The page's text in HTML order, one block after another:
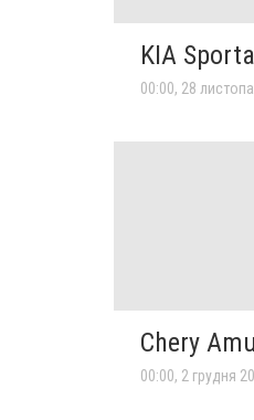
KIA
00:00, 28
Chery
00:00, 2 грудня